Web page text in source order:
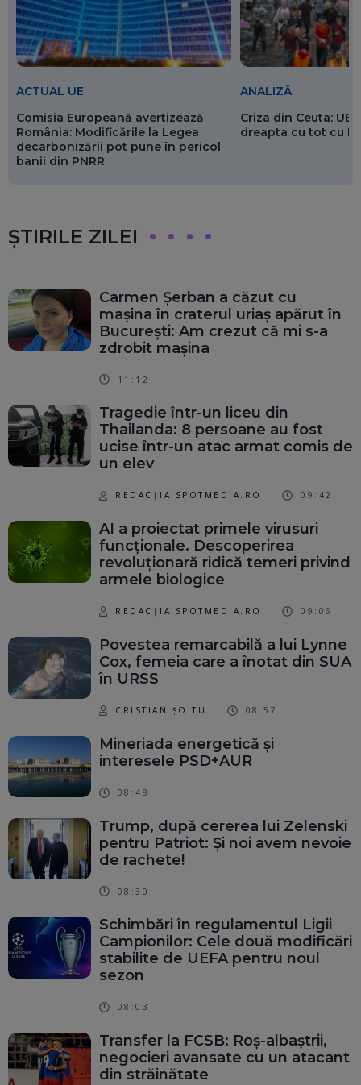
ACTUAL UE
Comisia Europeană avertizează
România: Modificările la Legea
decarbonizării pot pune în pericol
banii din PNRR
ANALIZĂ
Criza din Ceuta: UE
dreapta cu tot cu
ȘTIRILE ZILEI
Carmen Șerban a căzut cu
mașina în craterul uriaș apărut în
București: Am crezut că mi s-a
zdrobit mașina
11:12
Tragedie într-un liceu din
Thailanda: 8 persoane au fost
ucise într-un atac armat comis de
un elev
REDACȚIA SPOTMEDIA.RO 09:42
AI a proiectat primele virusuri
funcționale. Descoperirea
revoluționară ridică temeri privind
armele biologice
REDACȚIA SPOTMEDIA.RO 09:06
Povestea remarcabilă a lui Lynne
Cox, femeia care a înotat din SUA
în URSS
CRISTIAN ȘOITU 08:57
Mineriada energetică și
interesele PSD+AUR
08:48
Trump, după cererea lui Zelenski
pentru Patriot: Și noi avem nevoie
de rachete!
08:30
Schimbări în regulamentul Ligii
Campionilor: Cele două modificări
stabilite de UEFA pentru noul
sezon
08:03
Transfer la FCSB: Roș-albaștrii,
negocieri avansate cu un atacant
din străinătate